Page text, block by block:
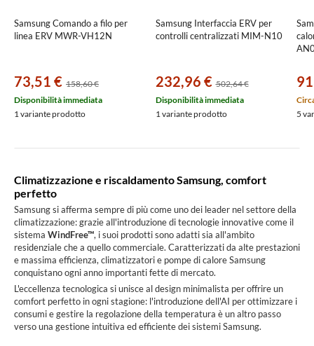
Samsung Comando a filo per
linea ERV MWR-VH12N
73,51 € 158,60 €
Disponibilità immediata
1 variante prodotto
Samsung Interfaccia ERV per
controlli centralizzati MIM-N10
232,96 € 502,64 €
Disponibilità immediata
1 variante prodotto
5
Climatizzazione e riscaldamento Samsung, comfort
perfetto
Samsung si afferma sempre di più come uno dei leader nel settore della
climatizzazione: grazie all'introduzione di tecnologie innovative come il
sistema WindFree™, i suoi prodotti sono adatti sia all'ambito
residenziale che a quello commerciale. Caratterizzati da alte prestazioni
e massima efficienza, climatizzatori e pompe di calore Samsung
conquistano ogni anno importanti fette di mercato.
L'eccellenza tecnologica si unisce al design minimalista per offrire un
comfort perfetto in ogni stagione: l'introduzione dell'AI per ottimizzare i
consumi e gestire la regolazione della temperatura è un altro passo
verso una gestione intuitiva ed efficiente dei sistemi Samsung.